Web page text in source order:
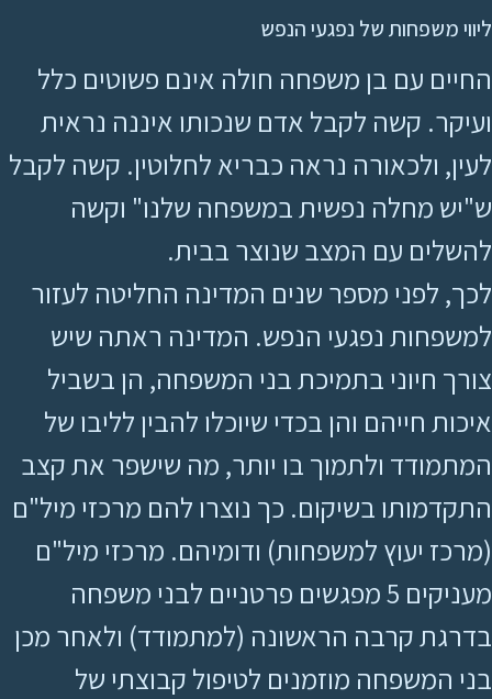
ליווי משפחות של נפגעי הנפש
החיים עם בן משפחה חולה אינם פשוטים כלל
ועיקר. קשה לקבל אדם שנכותו איננה נראית
לעין, ולכאורה נראה כבריא לחלוטין. קשה לקבל
ש"יש מחלה נפשית במשפחה שלנו" וקשה
להשלים עם המצב שנוצר בבית.
לכך, לפני מספר שנים המדינה החליטה לעזור
למשפחות נפגעי הנפש. המדינה ראתה שיש
צורך חיוני בתמיכת בני המשפחה, הן בשביל
איכות חייהם והן בכדי שיוכלו להבין לליבו של
המתמודד ולתמוך בו יותר, מה שישפר את קצב
התקדמותו בשיקום. כך נוצרו להם מרכזי מיל"ם
(מרכז יעוץ למשפחות) ודומיהם. מרכזי מיל"ם
מעניקים 5 מפגשים פרטניים לבני משפחה
בדרגת קרבה הראשונה (למתמודד) ולאחר מכן
בני המשפחה מוזמנים לטיפול קבוצתי של